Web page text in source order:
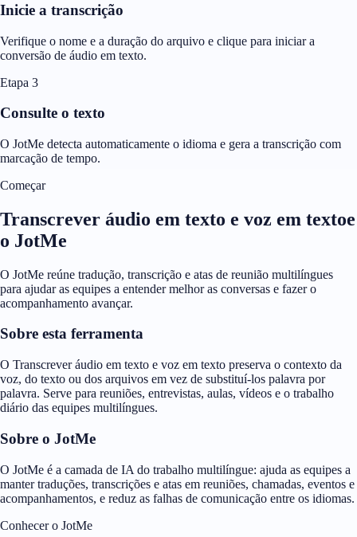
Inicie a transcrição
Verifique o nome e a duração do arquivo e clique para iniciar a
conversão de áudio em texto.
Etapa 3
Consulte o texto
O JotMe detecta automaticamente o idioma e gera a transcrição com
marcação de tempo.
Começar
Transcrever áudio em texto e voz em textoe
o JotMe
O JotMe reúne tradução, transcrição e atas de reunião multilíngues
para ajudar as equipes a entender melhor as conversas e fazer o
acompanhamento avançar.
Sobre esta ferramenta
O Transcrever áudio em texto e voz em texto preserva o contexto da
voz, do texto ou dos arquivos em vez de substituí-los palavra por
palavra. Serve para reuniões, entrevistas, aulas, vídeos e o trabalho
diário das equipes multilíngues.
Sobre o JotMe
O JotMe é a camada de IA do trabalho multilíngue: ajuda as equipes a
manter traduções, transcrições e atas em reuniões, chamadas, eventos e
acompanhamentos, e reduz as falhas de comunicação entre os idiomas.
Conhecer o JotMe